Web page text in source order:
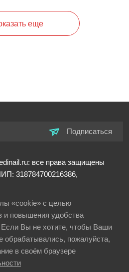
еще
Подписаться
все права защищены
318784700216386,
«cookie» с целью
и повышения удобства
Если Вы не хотите, чтобы Ваши
обрабатывались, пожалуйста,
в своём браузере